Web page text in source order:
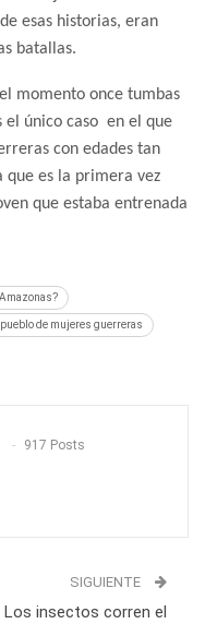
esas historias, eran
batallas.
momento once tumbas
el único caso en el que
con edades tan
que es la primera vez
que estaba entrenada
de mujeres guerreras
917 Posts
SIGUIENTE
Los insectos corren el